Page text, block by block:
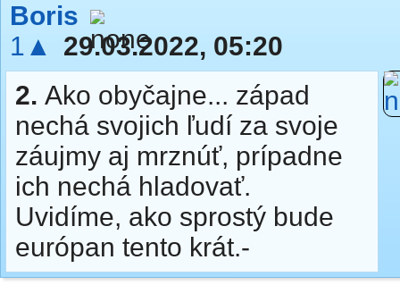
Boris
1▲
29.03.2022, 05:20
2. Ako obyčajne... západ
nechá svojich ľudí za svoje
záujmy aj mrznúť, prípadne
ich nechá hladovať.
Uvidíme, ako sprostý bude
európan tento krát.-